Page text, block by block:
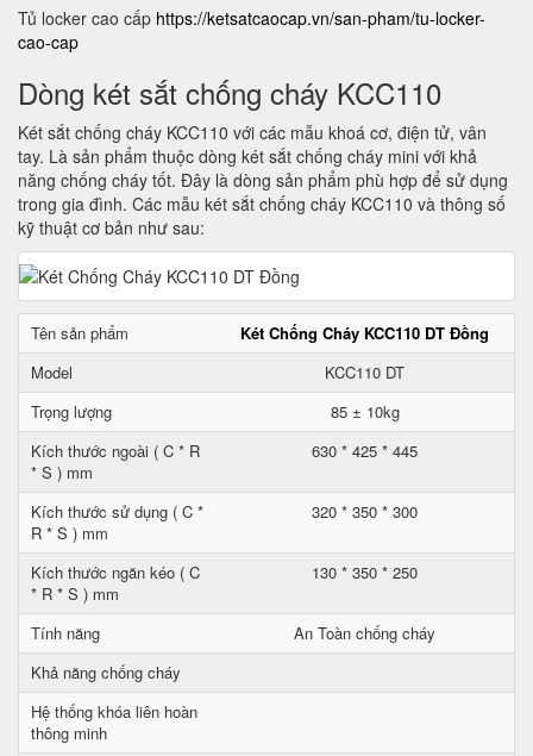
Tủ locker cao cấp https://ketsatcaocap.vn/san-pham/tu-locker-
cao-cap
Dòng két sắt chống cháy KCC110
Két sắt chống cháy KCC110 với các mẫu khoá cơ, điện tử, vân
tay. Là sản phẩm thuộc dòng két sắt chống cháy mini với khả
năng chống cháy tốt. Đây là dòng sản phẩm phù hợp để sử dụng
trong gia đình. Các mẫu két sắt chống cháy KCC110 và thông số
kỹ thuật cơ bản như sau:
Tên sản phẩm
Két Chống Cháy KCC110 DT Đồng
Model
KCC110 DT
Trọng lượng
85 ± 10kg
Kích thước ngoài ( C * R
* S ) mm
630 * 425 * 445
Kích thước sử dụng ( C *
R * S ) mm
320 * 350 * 300
Kích thước ngăn kéo ( C
* R * S ) mm
130 * 350 * 250
Tính năng
An Toàn chống cháy
Khả năng chống cháy
Hệ thống khóa liên hoàn
thông minh